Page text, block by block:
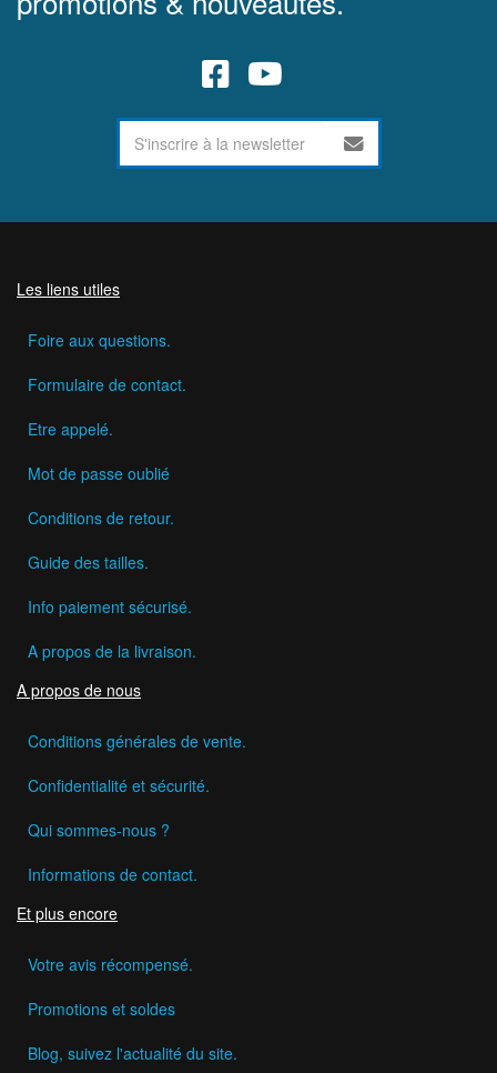
Les liens utiles
Foire aux questions.
Formulaire de contact.
Etre appelé.
Mot de passe oublié
Conditions de retour.
Guide des tailles.
Info paiement sécurisé.
A propos de la livraison.
A propos de nous
Conditions générales de vente.
Confidentialité et sécurité.
Qui sommes-nous ?
Informations de contact.
Et plus encore
Votre avis récompensé.
Promotions et soldes
Blog, suivez l'actualité du site.